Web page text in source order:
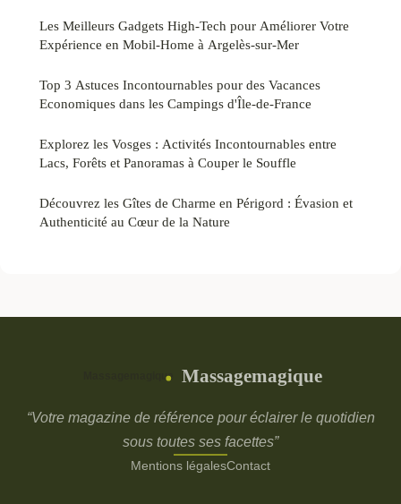
Les Meilleurs Gadgets High-Tech pour Améliorer Votre
Expérience en Mobil-Home à Argelès-sur-Mer
Top 3 Astuces Incontournables pour des Vacances
Economiques dans les Campings d'Île-de-France
Explorez les Vosges : Activités Incontournables entre
Lacs, Forêts et Panoramas à Couper le Souffle
Découvrez les Gîtes de Charme en Périgord : Évasion et
Authenticité au Cœur de la Nature
Massagemagique
“Votre magazine de référence pour éclairer le quotidien
sous toutes ses facettes”
Mentions légalesContact